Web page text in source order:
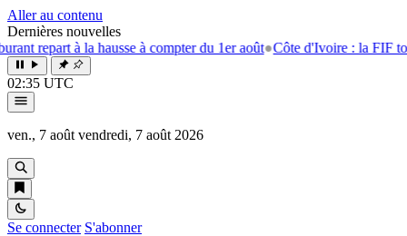
Aller au contenu
Dernières nouvelles
à la hausse à compter du 1er août●Côte d'Ivoire : la FIF tourne la
02:35 UTC
ven., 7 août vendredi, 7 août 2026
Se connecter S'abonner